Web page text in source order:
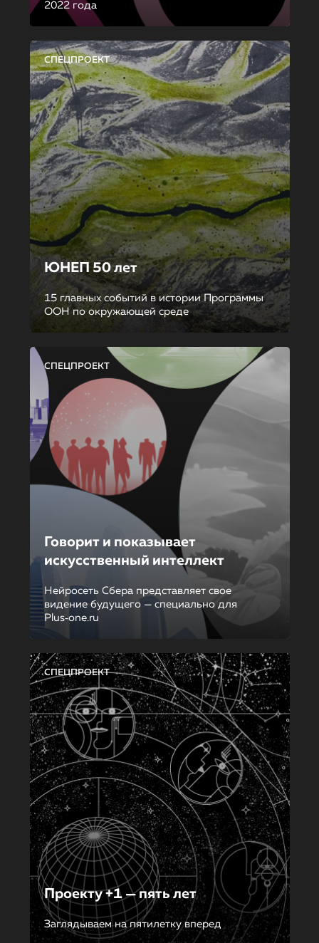
2022 года
СПЕЦПРОЕКТ
ЮНЕП 50 лет
15 главных событий в истории Программы
ООН по окружающей среде
СПЕЦПРОЕКТ
Говорит и показывает
искусственный интеллект
Нейросеть Сбера представляет свое
видение будущего — специально для
Plus‑one.ru
СПЕЦПРОЕКТ
Проекту +1 — пять лет
Заглядываем на пятилетку вперед